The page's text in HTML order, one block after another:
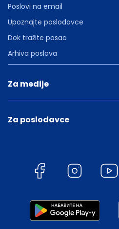
Poslovi na email
Upoznajte poslodavce
Dok tražite posao
Arhiva poslova
Za medije
Za poslodavce